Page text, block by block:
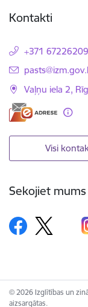
Kontakti
+371 67226209
E-pasts:
Vaļņu iela 2,
Visi
Sekojiet mums
© 2026 Izglītības un
aizsargātas.